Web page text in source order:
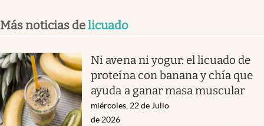
Más noticias delicuado
Ni avena ni yogur: el licuado de
proteína con banana y chía que
ayuda a ganar masa muscular
miércoles, 22 de Julio
de 2026